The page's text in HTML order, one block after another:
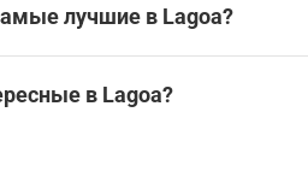
в Lagoa
лучшие в Lagoa?
в Lagoa
в Lagoa?